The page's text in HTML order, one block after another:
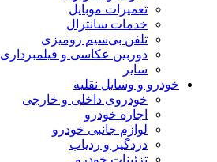
تعمیرات موبایل
خدمات سانترال
تلفن بی‌سیم رومیزی
دوربین عکاسی و فیلمبرداری
سایر
خودرو و وسایل نقلیه
خودروی داخلی و خارجی
اجاره خودرو
لوازم جانبی خودرو
دزدگیر و ردیاب